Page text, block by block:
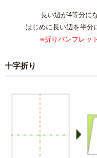
長い辺が4等分に
はじめに長い辺を半分
※折りパンフレッ
十字折り